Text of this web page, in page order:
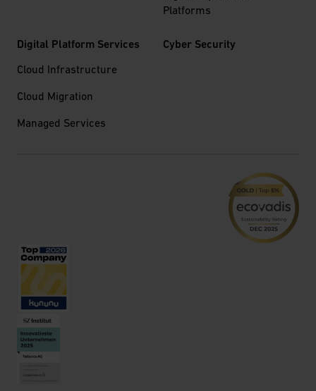
Platforms
Digital Platform Services
Cloud Infrastructure
Cloud Migration
Managed Services
Cyber Security